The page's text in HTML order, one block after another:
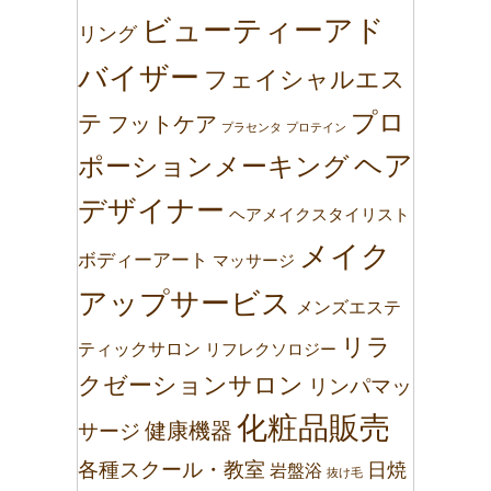
リング ビューティーアド
バイザー フェイシャルエス
テ フットケア プラセンタ プロテイン プロ
ポーションメーキングヘア
デザイナー ヘアメイクスタイリスト
ボディーアート マッサージ メイク
アップサービス
メンズエステ
ティックサロン リフレクソロジー リラ
クゼーションサロン リンパマッ
サージ 健康機器 化粧品販売
各種スクール・教室 岩盤浴 抜け毛 日焼